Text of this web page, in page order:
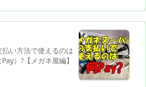
払い方法で使えるのは
）?【メガネ屋編】